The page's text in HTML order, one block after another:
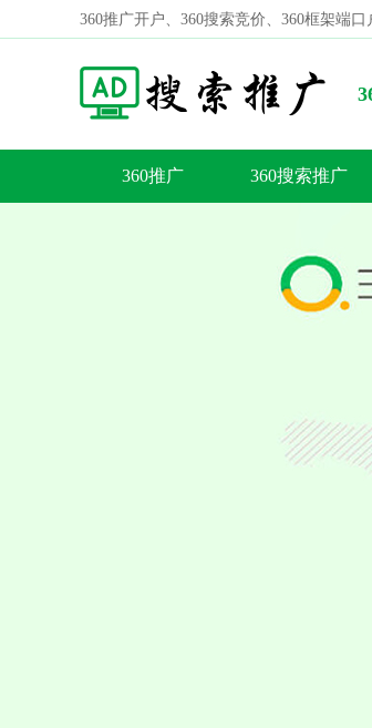
360推广开户、360搜索竞价、360框架端
360推广 360搜索推广
投资者？